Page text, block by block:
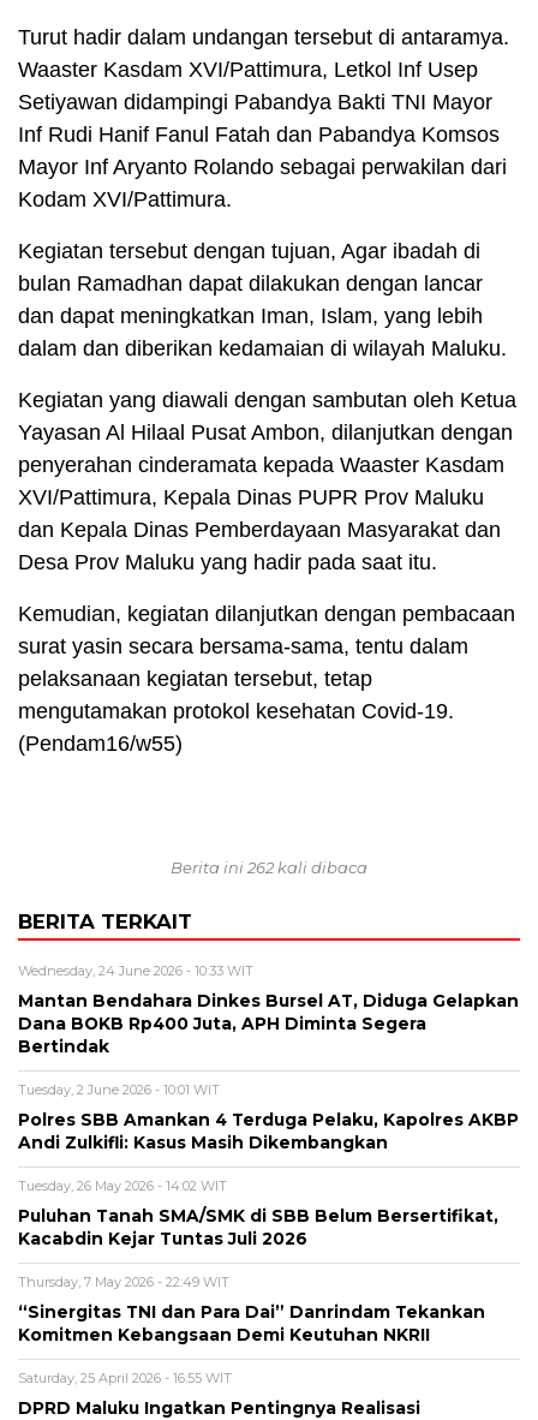
Turut hadir dalam undangan tersebut di antaramya.
Waaster Kasdam XVI/Pattimura, Letkol Inf Usep
Setiyawan didampingi Pabandya Bakti TNI Mayor
Inf Rudi Hanif Fanul Fatah dan Pabandya Komsos
Mayor Inf Aryanto Rolando sebagai perwakilan dari
Kodam XVI/Pattimura.
Kegiatan tersebut dengan tujuan, Agar ibadah di
bulan Ramadhan dapat dilakukan dengan lancar
dan dapat meningkatkan Iman, Islam, yang lebih
dalam dan diberikan kedamaian di wilayah Maluku.
Kegiatan yang diawali dengan sambutan oleh Ketua
Yayasan Al Hilaal Pusat Ambon, dilanjutkan dengan
penyerahan cinderamata kepada Waaster Kasdam
XVI/Pattimura, Kepala Dinas PUPR Prov Maluku
dan Kepala Dinas Pemberdayaan Masyarakat dan
Desa Prov Maluku yang hadir pada saat itu.
Kemudian, kegiatan dilanjutkan dengan pembacaan
surat yasin secara bersama-sama, tentu dalam
pelaksanaan kegiatan tersebut, tetap
mengutamakan protokol kesehatan Covid-19.
(Pendam16/w55)
Berita ini 262 kali dibaca
BERITA TERKAIT
Wednesday, 24 June 2026 - 10:33 WIT
Mantan Bendahara Dinkes Bursel AT, Diduga Gelapkan
Dana BOKB Rp400 Juta, APH Diminta Segera
Bertindak
Tuesday, 2 June 2026 - 10:01 WIT
Polres SBB Amankan 4 Terduga Pelaku, Kapolres AKBP
Andi Zulkifli: Kasus Masih Dikembangkan
Tuesday, 26 May 2026 - 14:02 WIT
Puluhan Tanah SMA/SMK di SBB Belum Bersertifikat,
Kacabdin Kejar Tuntas Juli 2026
Thursday, 7 May 2026 - 22:49 WIT
“Sinergitas TNI dan Para Dai” Danrindam Tekankan
Komitmen Kebangsaan Demi Keutuhan NKRII ‎
Saturday, 25 April 2026 - 16:55 WIT
DPRD Maluku Ingatkan Pentingnya Realisasi